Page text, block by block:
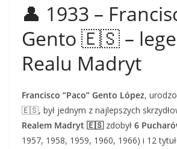
👤 1933 –
Gento 🇪🇸 –
Realu Madryt
Francisco “Paco” Gento López,
🇪🇸, był jednym z najlepszych
Realem Madryt 🇪🇸zdobył 6
1957, 1958, 1959, 1960, 1966) i 12